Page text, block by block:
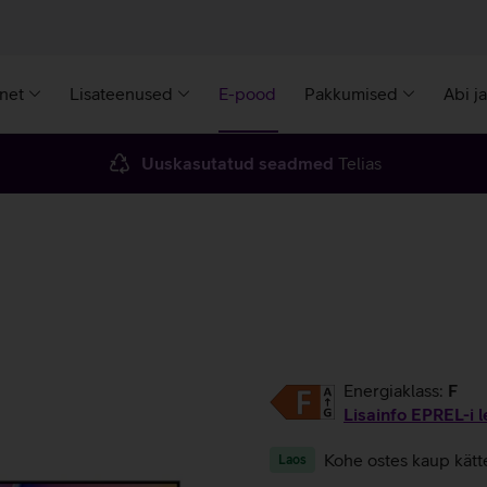
Lisateenused E-pood Pakkumised Abi
Uuskasutatud seadmed Telias
Energiaklass: F
Lisainfo EPREL-i
Laos Kohe ostes kaup